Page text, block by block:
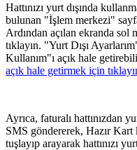
​Hattı​nızı yurt dışında
bulunan "İşlem merkezi"
Ardından açılan ekranda
tıklayın. "Yurt Dışı
Kullanım"ı açık hale
açık hale getirmek için
Ayrıca, faturalı hattınızdan
SMS göndererek, Hazır Kart
tuşlayıp arayarak hattınızı